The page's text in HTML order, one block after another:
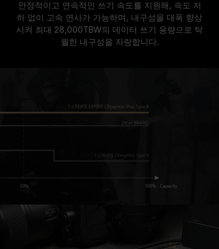
안정적이고 연속적인 쓰기 속도를 지원해, 속도 저
하 없이 고속 연사가 가능하며, 내구성을 대폭 향상
시켜 최대 28,000TBW의 데이터 쓰기 용량으로 탁
월한 내구성을 자랑합니다.